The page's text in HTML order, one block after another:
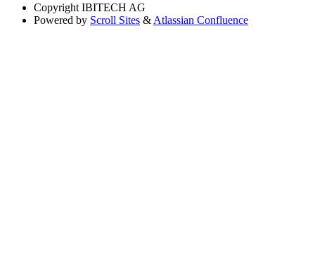
Copyright IBITECH AG
Powered by Scroll Sites & Atlassian Confluence